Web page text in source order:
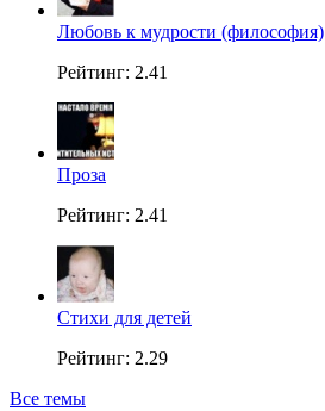
Любовь к мудрости (философия)
Рейтинг: 2.41
Проза
Рейтинг: 2.41
Стихи для детей
Рейтинг: 2.29
Все темы